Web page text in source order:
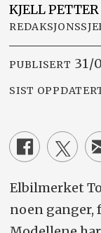
KJELL PETTER
PUBLISERT
SIST
Elbilmerket
noen ganger,